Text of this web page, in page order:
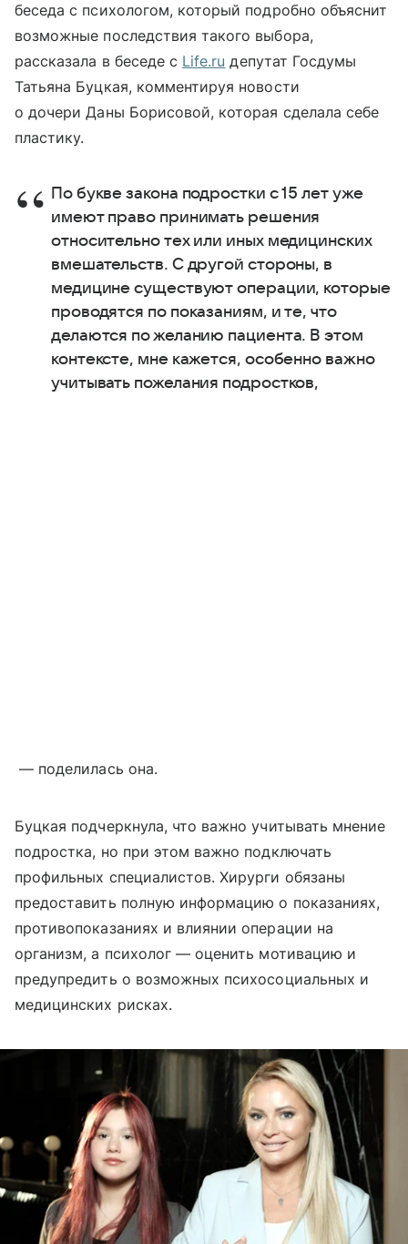
беседа с психологом, который подробно объяснит
возможные последствия такого выбора,
рассказала в беседе с Life.ru депутат Госдумы
Татьяна Буцкая, комментируя новости
о дочери Даны Борисовой, которая сделала себе
пластику.
По букве закона подростки с 15 лет уже
имеют право принимать решения
относительно тех или иных медицинских
вмешательств. С другой стороны, в
медицине существуют операции, которые
проводятся по показаниям, и те, что
делаются по желанию пациента. В этом
контексте, мне кажется, особенно важно
учитывать пожелания подростков,
— поделилась она.
Буцкая подчеркнула, что важно учитывать мнение
подростка, но при этом важно подключать
профильных специалистов. Хирурги обязаны
предоставить полную информацию о показаниях,
противопоказаниях и влиянии операции на
организм, а психолог — оценить мотивацию и
предупредить о возможных психосоциальных и
медицинских рисках.